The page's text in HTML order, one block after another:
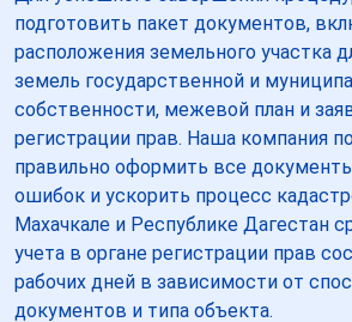
подготовить пакет документов,
расположения земельного участка
земель государственной и
собственности, межевой план и
регистрации прав. Наша компания
правильно оформить все
ошибок и ускорить процесс
Махачкале и Республике Дагестан
учета в органе регистрации прав
рабочих дней в зависимости от
документов и типа объекта.